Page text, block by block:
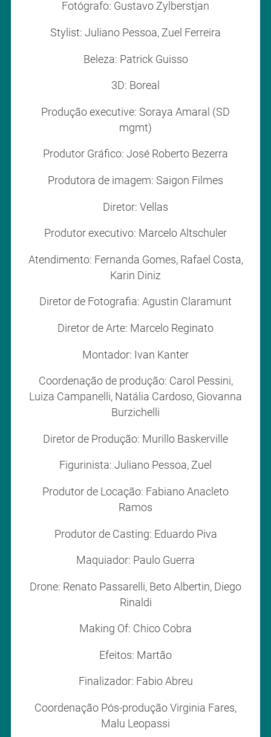
Fotógrafo: Gustavo Zylberstjan
Stylist: Juliano Pessoa, Zuel Ferreira
Beleza: Patrick Guisso
3D: Boreal
Produção executive: Soraya Amaral (SD
mgmt)
Produtor Gráfico: José Roberto Bezerra
Produtora de imagem: Saigon Filmes
Diretor: Vellas
Produtor executivo: Marcelo Altschuler
Atendimento: Fernanda Gomes, Rafael Costa,
Karin Diniz
Diretor de Fotografia: Agustin Claramunt
Diretor de Arte: Marcelo Reginato
Montador: Ivan Kanter
Coordenação de produção: Carol Pessini,
Luiza Campanelli, Natália Cardoso, Giovanna
Burzichelli
Diretor de Produção: Murillo Baskerville
Figurinista: Juliano Pessoa, Zuel
Produtor de Locação: Fabiano Anacleto
Ramos
Produtor de Casting: Eduardo Piva
Maquiador: Paulo Guerra
Drone: Renato Passarelli, Beto Albertin, Diego
Rinaldi
Making Of: Chico Cobra
Efeitos: Martão
Finalizador: Fabio Abreu
Coordenação Pós-produção Virginia Fares,
Malu Leopassi